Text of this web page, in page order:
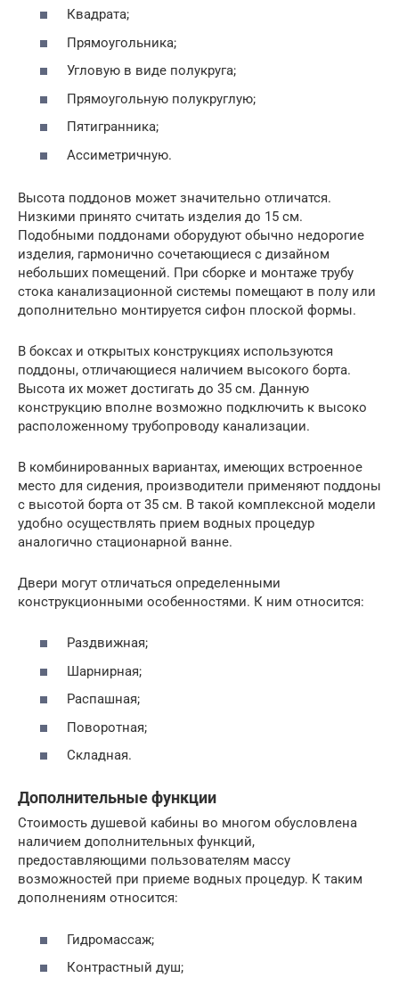
Квадрата;
Прямоугольника;
Угловую в виде полукруга;
Прямоугольную полукруглую;
Пятигранника;
Ассиметричную.
Высота поддонов может значительно отличатся.
Низкими принято считать изделия до 15 см.
Подобными поддонами оборудуют обычно недорогие
изделия, гармонично сочетающиеся с дизайном
небольших помещений. При сборке и монтаже трубу
стока канализационной системы помещают в полу или
дополнительно монтируется сифон плоской формы.
В боксах и открытых конструкциях используются
поддоны, отличающиеся наличием высокого борта.
Высота их может достигать до 35 см. Данную
конструкцию вполне возможно подключить к высоко
расположенному трубопроводу канализации.
В комбинированных вариантах, имеющих встроенное
место для сидения, производители применяют поддоны
с высотой борта от 35 см. В такой комплексной модели
удобно осуществлять прием водных процедур
аналогично стационарной ванне.
Двери могут отличаться определенными
конструкционными особенностями. К ним относится:
Раздвижная;
Шарнирная;
Распашная;
Поворотная;
Складная.
Дополнительные функции
Стоимость душевой кабины во многом обусловлена
наличием дополнительных функций,
предоставляющими пользователям массу
возможностей при приеме водных процедур. К таким
дополнениям относится:
Гидромассаж;
Контрастный душ;